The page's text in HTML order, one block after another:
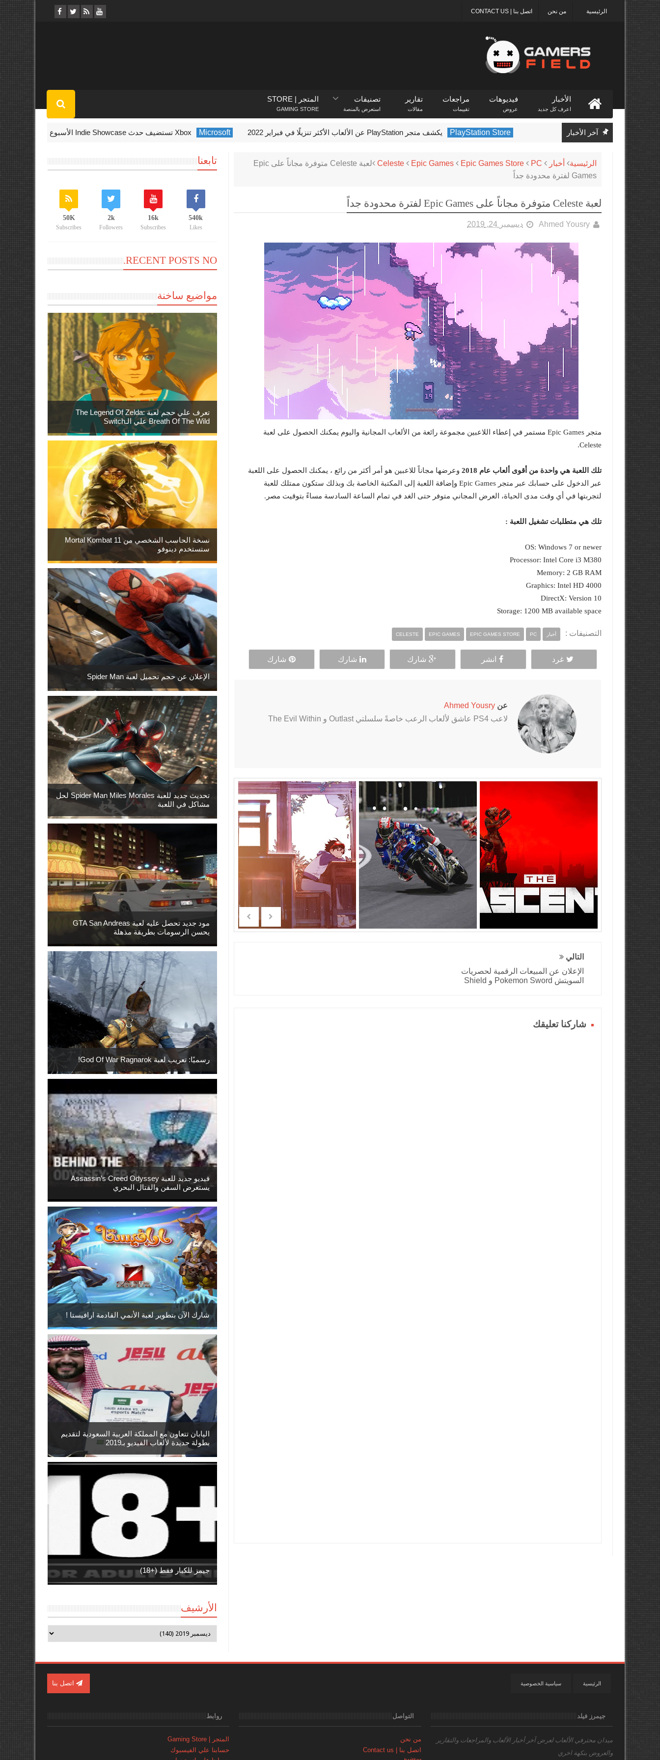
اتصل بنا | CONTACT US من نحن الرئيسية
الأخبار
اعرف كل جديد
فيديوهات
عروض
مراجعات
تقييمات
تقارير
مقالات
تصنيفات
استعرض بالمنصة
المتجر | STORE
GAMING STORE
آخر الأخبار PlayStation Store يكشف متجر PlayStation عن الألعاب الأكثر تنزيلًا في فبراير 2022 Microsoft Xbox تستضيف حدث Indie Showcase الأسبوع المقبل
الرئيسية أخبار Celeste Epic Games Epic Games Store PC
لعبة Celeste متوفرة مجاناً على Epic
Games لفترة محدودة جداً
لعبة Celeste متوفرة مجاناً على Epic Games لفترة محدودة جداً
Ahmed Yousry ديسمبر 24, 2019
متجر Epic Games مستمر في إعطاء اللاعبين مجموعة رائعة من الألعاب المجانية واليوم يمكنك الحصول على لعبة
Celeste.
تلك اللعبة هي واحدة من أقوى ألعاب عام 2018
وعرضها مجاناً للاعبين هو أمر أكثر من رائع ، يمكنك الحصول على اللعبة
عبر الدخول على حسابك عبر متجر Epic Games وإضافة اللعبة إلى المكتبة الخاصة بك وبذلك ستكون ممتلك للعبة
لتجربتها في أي وقت مدى الحياة، العرض المجاني متوفر حتى الغد في تمام الساعة السادسة مساءً بتوقيت مصر.
تلك هي متطلبات تشغيل اللعبة :
OS: Windows 7 or newer
Processor: Intel Core i3 M380
Memory: 2 GB RAM
Graphics: Intel HD 4000
DirectX: Version 10
Storage: 1200 MB available space
التصنيفات : أخبار CELESTE EPIC GAMES EPIC GAMES STORE PC
غرد انشر شارك شارك شارك
عن Ahmed Yousry
لاعب PS4 عاشق لألعاب الرعب خاصةً سلسلتي Outlast و The Evil Within
التالي
الإعلان عن المبيعات الرقمية لحصريات
السويتش Pokemon Sword و Shield
شاركنا تعليقك
تابعنا
540k
Likes
16k
Subscribes
2k
Followers
50K
Subscribes
RECENT POSTS NO.
مواضيع ساخنة
تعرف علي حجم لعبة The Legend Of Zelda:
Breath Of The Wild علي الـSwitch
نسخة الحاسب الشخصي من Mortal Kombat 11
ستستخدم دينوفو
الإعلان عن حجم تحميل لعبة Spider Man
تحديث جديد للعبة Spider Man Miles Morales لحل
مشاكل في اللعبة
مود جديد تحصل عليه لعبة GTA San Andreas
يحسن الرسومات بطريقة مذهلة
رسميًا: تعريب لعبة God Of War Ragnarok!
فيديو جديد للعبة Assassin’s Creed Odyssey
يستعرض السفن والقتال البحري
شارك الآن بتطوير لعبة الأنمي القادمة ارافيستا !
اليابان تتعاون مع المملكة العربية السعودية لتقديم
بطولة جديدة لألعاب الفيديو بـ2019
جيمز للكبار فقط (+18)
الأرشيف
سياسية الخصوصية الرئيسية اتصل بنا
جيمرز فيلد
ميدان محترفي الألعابلعرض آخر أخبار الألعاب والمراجعات والتقارير
والعروض بنكهة اخري
التواصل
من نحن
اتصل بنا | Contact us
روابط
المتجر | Gaming Store
حسابنا علي الفيسبوك